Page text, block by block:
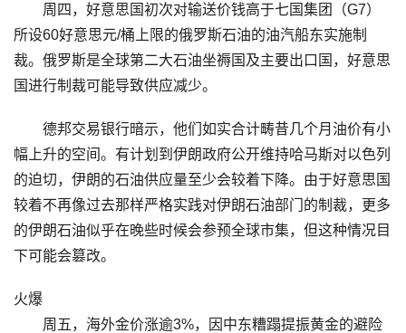
周四，好意思国初次对输送价钱高于七国集团（G7）
所设60好意思元/桶上限的俄罗斯石油的油汽船东实施制
裁。俄罗斯是全球第二大石油坐褥国及主要出口国，好意思
国进行制裁可能导致供应减少。
德邦交易银行暗示，他们如实合计畴昔几个月油价有小
幅上升的空间。有计划到伊朗政府公开维持哈马斯对以色列
的迫切，伊朗的石油供应量至少会较着下降。由于好意思国
较着不再像过去那样严格实践对伊朗石油部门的制裁，更多
的伊朗石油似乎在晚些时候会参预全球市集，但这种情况目
下可能会篡改。
火爆
周五，海外金价涨逾3%，因中东糟蹋提振黄金的避险